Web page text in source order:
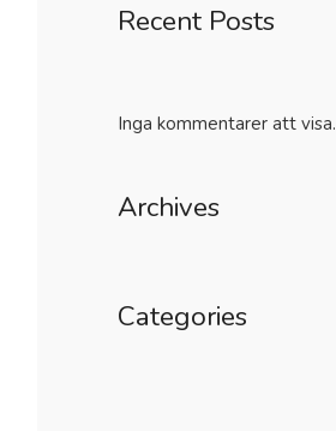
Recent Posts
Inga kommentarer att visa.
Archives
Categories